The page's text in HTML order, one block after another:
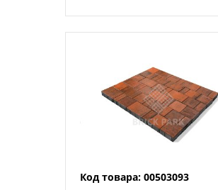
Код товара: 00503093